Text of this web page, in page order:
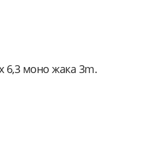
6,3 моно жака 3m.